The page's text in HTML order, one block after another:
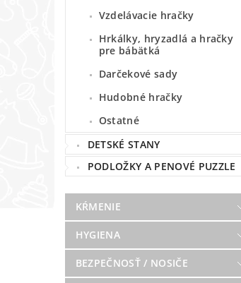
Vzdelávacie hračky
Hrkálky, hryzadlá a hračky
pre bábätká
Darčekové sady
Hudobné hračky
Ostatné
DETSKÉ STANY
PODLOŽKY A PENOVÉ PUZZLE
KŔMENIE
HYGIENA
BEZPEČNOSŤ / NOSIČE